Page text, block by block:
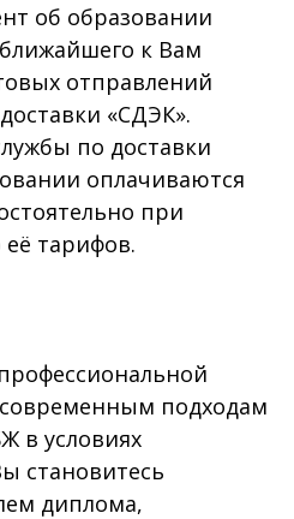
об образовании
к Вам
отправлений
«СДЭК».
по доставки
оплачиваются
при
её тарифов.
подходам
в условиях
становитесь
диплома,